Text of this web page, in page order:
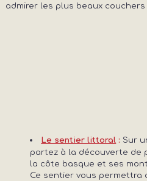
admirer les plus beaux
Le sentier littoral : Sur
partez à la découverte de
la côte basque et ses
Ce sentier vous permettra